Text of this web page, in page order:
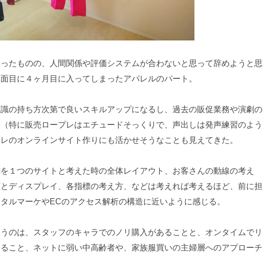
たものの、人間関係や評価システムが合わないと思って辞めようと思
目に４ヶ月目に入ってしまったアパレルのパート。
の持ち方次第で良いスキルアップになるし、過去の販促業務や演劇の
特に販売ロープレはエチュードそっくりで、声出しは発声練習のよう
のオンラインサイト作りにも活かせそうなことも見えてきた。
１つのサイトと考えた時の全体レイアウト、お客さんの動線の考え
ディスプレイ、各指標の考え方、などは考えれば考えるほど、前に担
ルマーケやECのアクセス解析の構造に近いように感じる。
のは、スタッフのキャラでのノリ購入があることと、オンタイムでリ
こと、ネットに弱い中高齢者や、家族服買いの主婦層へのアプローチ